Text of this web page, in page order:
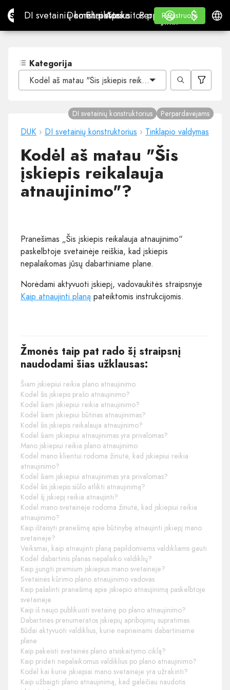
Site.proDI svetainių konstruktorius
DI svetainių konstruktorius
Domenai
DomenaiEl. paštas
El. paštasApskaitos programa
Apskaitos programa
Perpardavėjams
„WHITE LABEL“
Mokymasis
Mokymasis
Registruotis
Registruotis
Prisijungti
$
$
Kategorija
Kodėl aš matau "Šis įskiepis reikalauja atnaujinimo"?
DUK › DI svetainių konstruktorius › Tinklapio valdymas
DI svetainių konstruktorius Perpardavėjams
Kodėl aš matau "Šis
įskiepis reikalauja
atnaujinimo"?
Pranešimas „Šis įskiepis reikalauja atnaujinimo“
paskelbtoje svetainėje reiškia, kad įskiepis
nepalaikomas jūsų dabartiniame plane.
Norėdami aktyvuoti įskiepį, vadovaukitės straipsnyje
Kaip atnaujinti planą pateiktomis instrukcijomis.
Žmonės taip pat rado šį straipsnį
naudodami šias užklausas:
Šiam įskiepiui reikia plano atnaujinimo
Kodėl šis įskiepis prašo atnaujinimo?
Kodėl šiam įskiepiui reikia atnaujinimo?
Kodėl šiam įskiepiui būtinas atnaujinimas?
Kodėl šis įskiepis reikalauja atnaujinimo?
Kodėl šiam įskiepiui atnaujinimas yra privalomas?
Mano įskiepiui reikia plano atnaujinimo
Kodėl mano klientui rodoma žinutė, kad įskiepiui reikia
atnaujinimo?
Kodėl šiam įskiepiui atnaujinimas yra privalomas?
Kodėl šis įskiepis siūlo atlikti atnaujinimą?
Kodėl šį įskiepį reikia atnaujinti?
Kodėl mano svetainėje rodoma žinutė, kad įskiepiui reikia
atnaujinimo?
Kaip ištaisyti pranešimą apie būtinybę atnaujinti įskiepį mano
svetainėje?
Veiksmai, kaip atnaujinti planą papildomiems valdikliams gauti
Kodėl dabartinis planas nepalaiko valdiklių?
Kaip įjungti premium įskiepius mano svetainėje?
Svetainės kūrimo plano atnaujinimo vadovas
Kaip pašalinti pranešimą apie įskiepio atnaujinimą paskelbtoje
svetainėje
Kaip iš naujo publikuoti svetainę po plano atnaujinimo?
Dabartinės prenumeratos įskiepių apribojimų supratimas
Būdai aktyvuoti valdiklius, kurie neprieinami dabartiniame
plane
Kaip pakeisti svetainės plano atsiskaitymo ciklą?
Kaip pridėti nepalaikomus valdiklius po plano atnaujinimo?
Kodėl kai kurie įskiepiai mano svetainėje yra užrakinti?
Kaip užbaigti plano atnaujinimą, kad galėčiau naudotis